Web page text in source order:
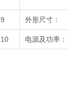
9 外形尺寸：
10 电源及功率：